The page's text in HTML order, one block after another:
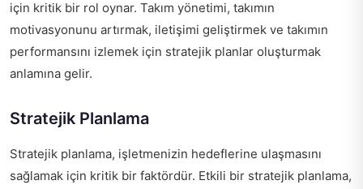
için kritik bir rol oynar. Takım yönetimi, takımın
motivasyonunu artırmak, iletişimi geliştirmek ve takımın
performansını izlemek için stratejik planlar oluşturmak
anlamına gelir.
Stratejik Planlama
Stratejik planlama, işletmenizin hedeflerine ulaşmasını
sağlamak için kritik bir faktördür. Etkili bir stratejik planlama,